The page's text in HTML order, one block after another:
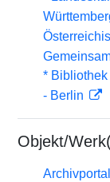
* Bibliothek
- Berlin
Objekt/